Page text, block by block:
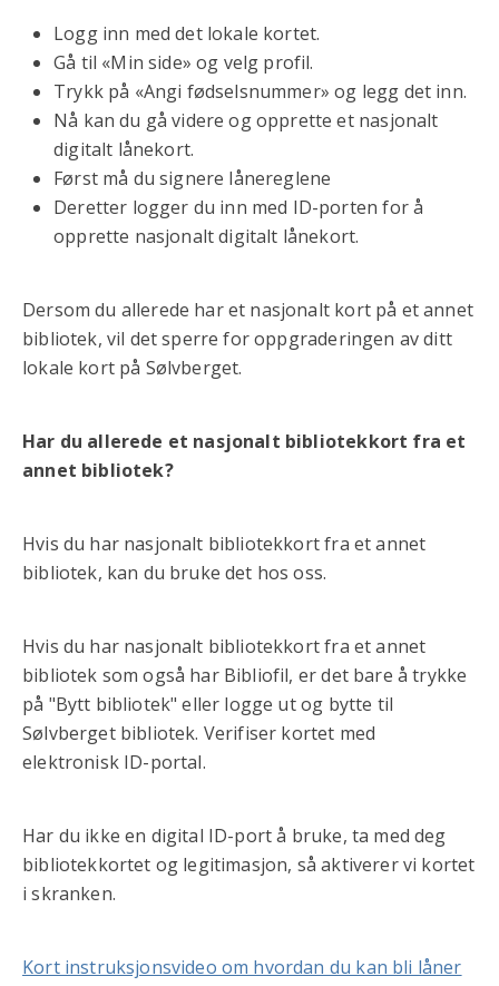
Logg inn med det lokale kortet.
Gå til «Min side» og velg profil.
Trykk på «Angi fødselsnummer» og legg det inn.
Nå kan du gå videre og opprette et nasjonalt
digitalt lånekort.
Først må du signere lånereglene
Deretter logger du inn med ID-porten for å
opprette nasjonalt digitalt lånekort.
Dersom du allerede har et nasjonalt kort på et annet
bibliotek, vil det sperre for oppgraderingen av ditt
lokale kort på Sølvberget.
Har du allerede et nasjonalt bibliotekkort fra et
annet bibliotek?
Hvis du har nasjonalt bibliotekkort fra et annet
bibliotek, kan du bruke det hos oss.
Hvis du har nasjonalt bibliotekkort fra et annet
bibliotek som også har Bibliofil, er det bare å trykke
på "Bytt bibliotek" eller logge ut og bytte til
Sølvberget bibliotek. Verifiser kortet med
elektronisk ID-portal.
Har du ikke en digital ID-port å bruke, ta med deg
bibliotekkortet og legitimasjon, så aktiverer vi kortet
i skranken.
Kort instruksjonsvideo om hvordan du kan bli låner